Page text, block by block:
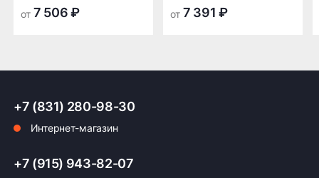
транспортной
компании в Нижнем
транспортной
компании в Нижнем
Оплата заказа
от 7 506 ₽ от 7 391 ₽
+7 (831) 280-98-30
Интернет-магазин
+7 (915) 943-82-07